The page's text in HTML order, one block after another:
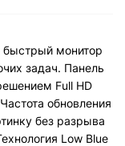
быстрый монитор
задач. Панель
Full HD
обновления
без разрыва
Low Blue